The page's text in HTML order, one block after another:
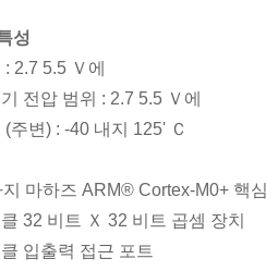
성
2.7 5.5 Ｖ에
전압 범위 : 2.7 5.5 Ｖ에
주변) : -40 내지 125' Ｃ
마하즈 ARM® Cortex-M0+ 핵심
32 비트 Ｘ 32 비트 곱셈 장치
입출력 접근 포트